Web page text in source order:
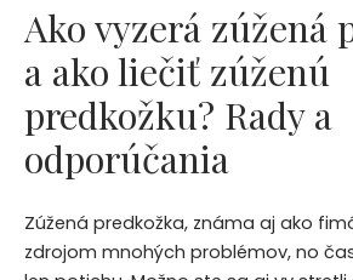
Ako vyzerá zúžená
a ako liečiť zúženú
predkožku? Rady a
odporúčania
Zúžená predkožka, známa aj ako
zdrojom mnohých problémov, no